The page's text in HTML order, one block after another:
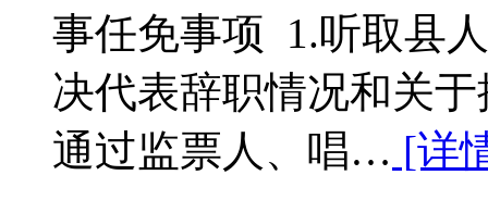
事任免事项 1.听取县
决代表辞职情况和关
通过监票人、唱… [详